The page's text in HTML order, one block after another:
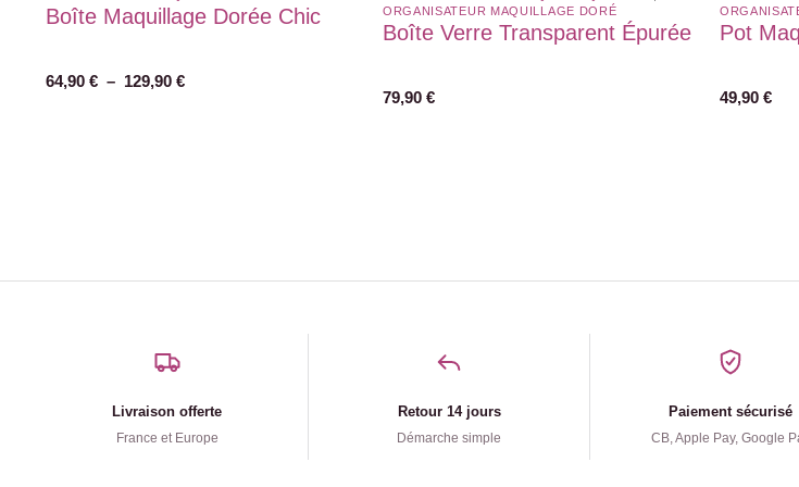
Boîte Maquillage Dorée Chic
64,90 € – 129,90 €
ORGANISATEUR MAQUILLAGE DORÉ
Boîte Verre Transparent Épurée
79,90 €
Pot
49,90 €
Livraison offerte
France et Europe
Retour 14 jours
Démarche simple
Paiement sécurisé
CB, Apple Pay, Google